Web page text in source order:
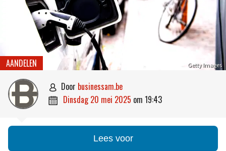
Getty Images
AANDELEN
 door businessam.be
 dinsdag 20 mei 2025 om 19:43
Lees voor